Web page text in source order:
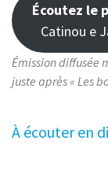
Écoutez le
Catinou e
Émission diffusée
juste après « Les
À écouter en